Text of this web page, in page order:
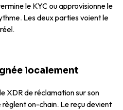
le KYC ou approvisionne le
Les deux parties voient le
localement
XDR de réclamation sur son
règlent on-chain. Le reçu devient